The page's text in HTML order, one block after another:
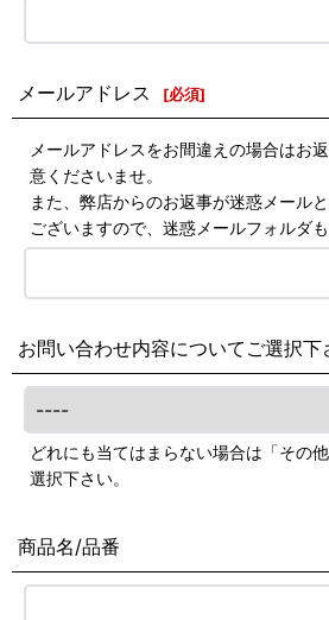
メールアドレス [必須]
メールアドレスをお間違えの場合はお
意くださいませ。
また、弊店からのお返事が迷惑メール
ございますので、迷惑メールフォルダも
お問い合わせ内容についてご選択下
どれにも当てはまらない場合は「その
選択下さい。
商品名/品番